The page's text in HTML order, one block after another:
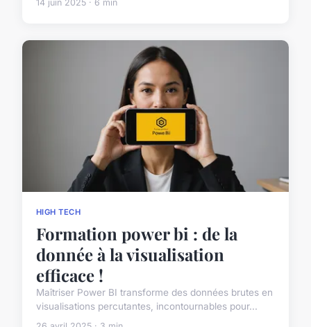
14 juin 2025 · 6 min
HIGH TECH
Formation power bi : de la
donnée à la visualisation
efficace !
Maîtriser Power BI transforme des données brutes en
visualisations percutantes, incontournables pour...